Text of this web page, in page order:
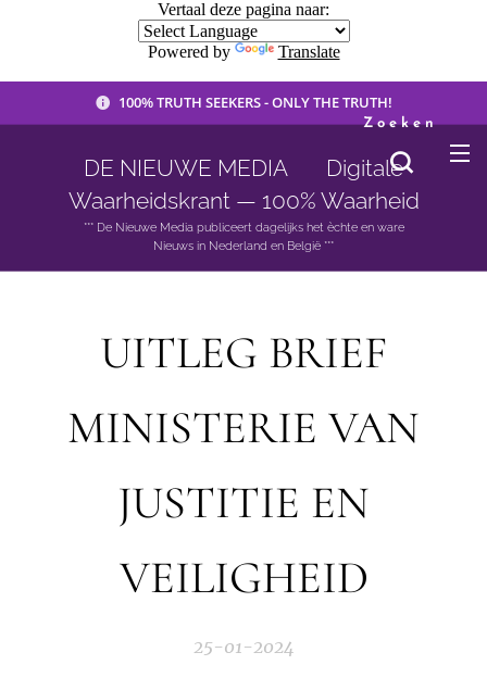
Vertaal deze pagina naar:
Powered by Translate
100% TRUTH SEEKERS - ONLY THE TRUTH!
DE NIEUWE MEDIA 🟣 Digitale
Waarheidskrant — 100% Waarheid
*** De Nieuwe Media publiceert dagelijks het èchte en ware
Nieuws in Nederland en België ***
Zoeken
UITLEG BRIEF
MINISTERIE VAN
JUSTITIE EN
VEILIGHEID
25-01-2024